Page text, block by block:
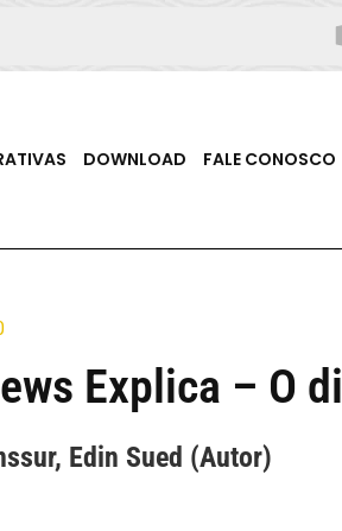
DOWNLOAD FALE CONOSCO
Explica – O
Edin Sued (Autor)